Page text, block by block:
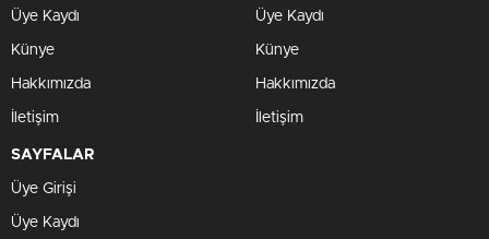
Üye Kaydı
Künye
Hakkımızda
İletişim
Üye Kaydı
Künye
Hakkımızda
İletişim
SAYFALAR
Üye Girişi
Üye Kaydı